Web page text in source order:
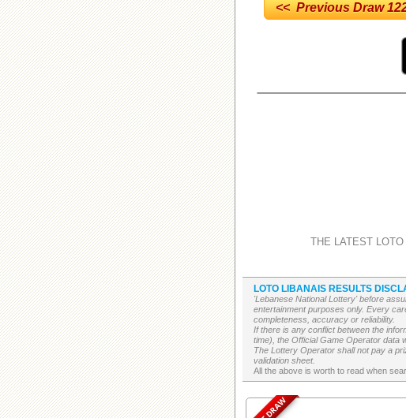
<< Previous Draw
THE LATEST
LOTO LIBANAIS RESULTS
'Lebanese National Lottery' before
entertainment purposes only. Every
completeness, accuracy or reliability.
If there is any conflict between the
time), the Official Game Operator data
The Lottery Operator shall not pay a
validation sheet.